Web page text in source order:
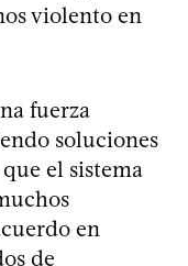
violento en
fuerza
soluciones
el sistema
en
de